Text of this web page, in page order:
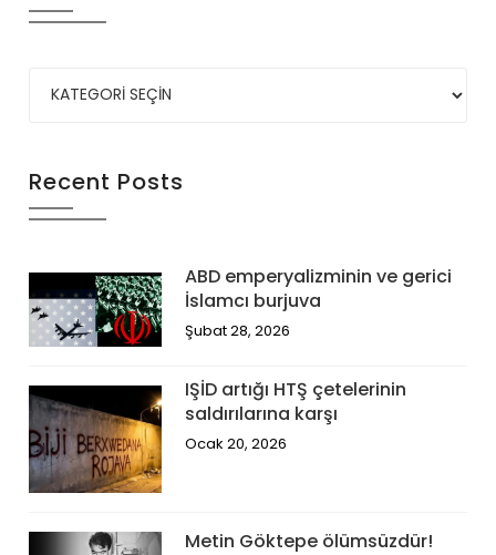
Recent Posts
ABD emperyalizminin ve gerici
İslamcı burjuva
Şubat 28, 2026
IŞİD artığı HTŞ çetelerinin
saldırılarına karşı
Ocak 20, 2026
Metin Göktepe ölümsüzdür!